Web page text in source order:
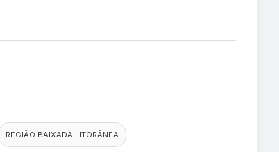
REGIÃO BAIXADA LITORÂNEA